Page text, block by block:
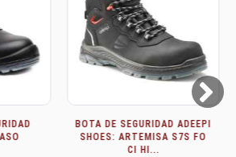
BOTA DE SEGURIDAD ADEEPI
SHOES: ARTEMISA S7S FO
CI HI...
Next